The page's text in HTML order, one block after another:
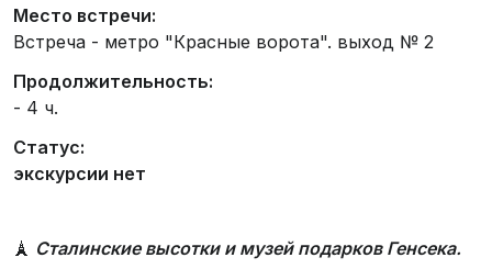
Место встречи:
Встреча - метро "Красные ворота". выход № 2
Продолжительность:
- 4 ч.
Статус:
экскурсии нет
🗼 Сталинские высотки и музей подарков Генсека.